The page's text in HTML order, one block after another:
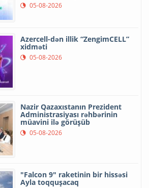
05-08-2026
Azercell-dən illik “ZengimCELL”
xidməti
05-08-2026
Nazir Qazaxıstanın Prezident
Administrasiyası rəhbərinin
müavini ilə görüşüb
05-08-2026
"Falcon 9" raketinin bir hissəsi
Ayla toqquşacaq